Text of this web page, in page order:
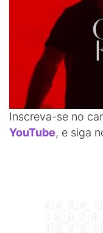
Inscreva-se no
YouTube, e siga